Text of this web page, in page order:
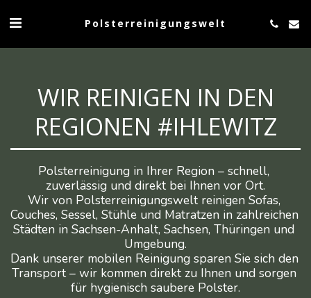
Polsterreinigungswelt
WIR REINIGEN IN DEN
REGIONEN #IHLEWITZ
Polsterreinigung in Ihrer Region – schnell,
zuverlässig und direkt bei Ihnen vor Ort.
Wir von Polsterreinigungswelt reinigen Sofas,
Couches, Sessel, Stühle und Matratzen in zahlreichen
Städten in Sachsen-Anhalt, Sachsen, Thüringen und
Umgebung.
Dank unserer mobilen Reinigung sparen Sie sich den
Transport – wir kommen direkt zu Ihnen und sorgen
für hygienisch saubere Polster.